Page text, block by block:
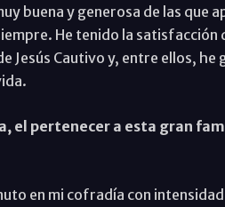
buena y generosa de las que
He tenido la satisfacción
Jesús Cautivo y, entre ellos, he
el pertenecer a esta gran
en mi cofradía con